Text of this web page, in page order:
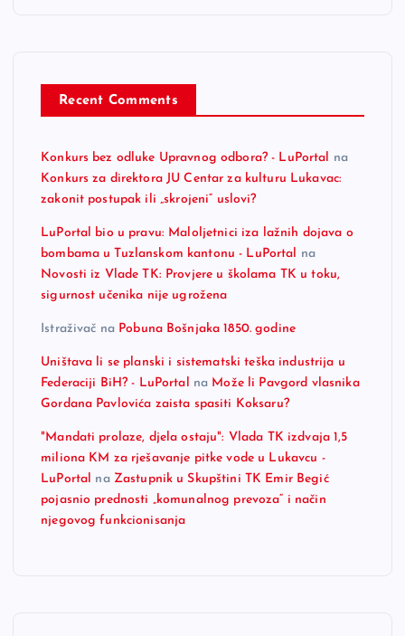
Recent Comments
Konkurs bez odluke Upravnog odbora? - LuPortal
na
Konkurs za direktora JU Centar za kulturu Lukavac:
zakonit postupak ili „skrojeni“ uslovi?
LuPortal bio u pravu: Maloljetnici iza lažnih dojava o
bombama u Tuzlanskom kantonu - LuPortal
na
Novosti iz Vlade TK: Provjere u školama TK u toku,
sigurnost učenika nije ugrožena
Istraživač na Pobuna Bošnjaka 1850. godine
Uništava li se planski i sistematski teška industrija u
Federaciji BiH? - LuPortal
na Može li Pavgord vlasnika
Gordana Pavlovića zaista spasiti Koksaru?
"Mandati prolaze, djela ostaju": Vlada TK izdvaja 1,5
miliona KM za rješavanje pitke vode u Lukavcu -
LuPortal na Zastupnik u Skupštini TK Emir Begić
pojasnio prednosti „komunalnog prevoza“ i način
njegovog funkcionisanja